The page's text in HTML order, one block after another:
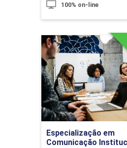
Comunicação: Uma
Teorias
10h
Planejamento de
100% on-line
Especialização em
Comunicação
Comunicação
Detalhes
Ir para Inscrição